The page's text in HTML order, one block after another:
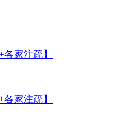
家注疏】
家注疏】